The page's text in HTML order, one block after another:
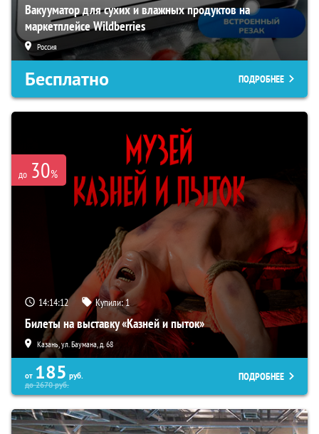
Вакууматор для сухих и влажных продуктов на
маркетплейсе Wildberries
Россия
Бесплатно ПОДРОБНЕЕ
до 30%
14:14:12 Купили:1
Билеты на выставку «Казней и пыток»
Казань, ул. Баумана, д. 68
от 185 руб.
до2670руб.
ПОДРОБНЕЕ